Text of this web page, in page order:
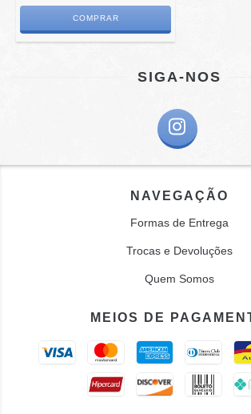
SIGA-NOS
NAVEGAÇÃO
Formas de Entrega
Trocas e Devoluções
Quem Somos
MEIOS DE